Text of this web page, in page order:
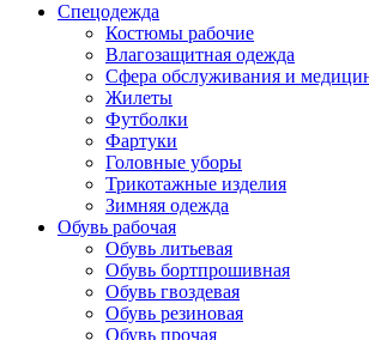
Спецодежда
Костюмы рабочие
Влагозащитная одежда
Сфера обслуживания и
Жилеты
Футболки
Фартуки
Головные уборы
Трикотажные изделия
Зимняя одежда
Обувь рабочая
Обувь литьевая
Обувь бортпрошивная
Обувь гвоздевая
Обувь резиновая
Обувь прочая